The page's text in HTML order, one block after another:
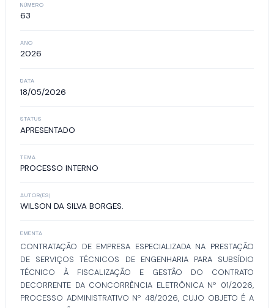
NÚMERO
63
ANO
2026
DATA
18/05/2026
STATUS
APRESENTADO
TEMA
PROCESSO INTERNO
AUTOR(ES)
WILSON DA SILVA BORGES.
EMENTA
CONTRATAÇÃO DE EMPRESA ESPECIALIZADA NA PRESTAÇÃO
DE SERVIÇOS TÉCNICOS DE ENGENHARIA PARA SUBSÍDIO
TÉCNICO À FISCALIZAÇÃO E GESTÃO DO CONTRATO
DECORRENTE DA CONCORRÊNCIA ELETRÔNICA Nº 01/2026,
PROCESSO ADMINISTRATIVO Nº 48/2026, CUJO OBJETO É A